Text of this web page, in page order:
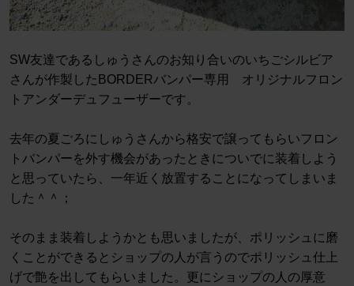
SW友達であるしゅうさんのお知り合いのいちごシルビア
さんが作製したBORDERバンパー専用 オリジナルフロン
トアンダーデュフューザーです。
去年の夏ごろにしゅうさんから格安で譲ってもらいフロン
トバンパーを外す機会があったときについでに装着しよう
と思っていたら、一年近く放置することになってしまいま
した＾＾；
そのまま装着しようかとも思いましたが、ポリッシュに磨
くことができるとショップの人が言うのでポリッシュ仕上
げで艶を出してもらいました。更にショップの人の厚意